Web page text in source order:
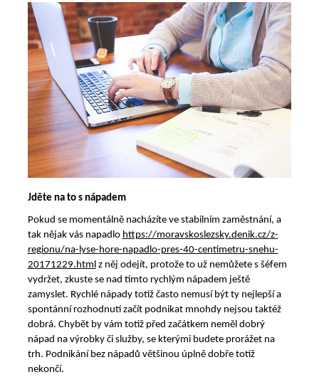
Jděte na to s nápadem
Pokud se momentálně nacházíte ve stabilním zaměstnání, a
tak nějak vás napadlo https://moravskoslezsky.denik.cz/z-
regionu/na-lyse-hore-napadlo-pres-40-centimetru-snehu-
20171229.htmlz něj odejít, protože to už nemůžete s šéfem
vydržet, zkuste se nad tímto rychlým nápadem ještě
zamyslet. Rychlé nápady totiž často nemusí být ty nejlepší a
spontánní rozhodnutí začít podnikat mnohdy nejsou taktéž
dobrá. Chybět by vám totiž před začátkem neměl dobrý
nápad na výrobky či služby, se kterými budete prorážet na
trh. Podnikání bez nápadů většinou úplně dobře totiž
nekončí.